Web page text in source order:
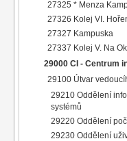
27325 * Menza
27326 Kolej VI.
27327 Kampuska
27337 Kolej V. Na
29000 CI - Centrum
29100 Útvar
29210 Oddělení
systémů
29220 Oddělení
29230 Oddělení